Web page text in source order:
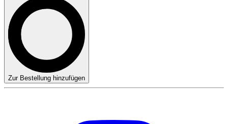
Zur Bestellung hinzufügen